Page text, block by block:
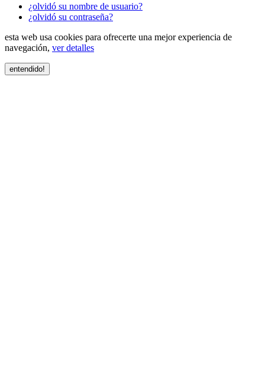
¿olvidó su nombre de usuario?
¿olvidó su contraseña?
esta web usa cookies para ofrecerte una mejor experiencia de
navegación, ver detalles
entendido!